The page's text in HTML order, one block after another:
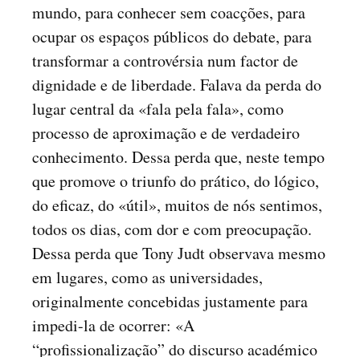
mundo, para conhecer sem coacções, para
ocupar os espaços públicos do debate, para
transformar a controvérsia num factor de
dignidade e de liberdade. Falava da perda do
lugar central da «fala pela fala», como
processo de aproximação e de verdadeiro
conhecimento. Dessa perda que, neste tempo
que promove o triunfo do prático, do lógico,
do eficaz, do «útil», muitos de nós sentimos,
todos os dias, com dor e com preocupação.
Dessa perda que Tony Judt observava mesmo
em lugares, como as universidades,
originalmente concebidas justamente para
impedi-la de ocorrer: «A
“profissionalização” do discurso académico